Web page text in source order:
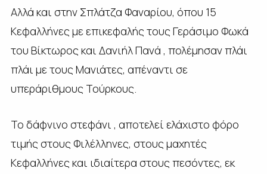
Αλλά και στην Σπλάτζα Φαναρίου, όπου 15
Κεφαλλήνες με επικεφαλής τους Γεράσιμο Φωκά
του Βίκτωρος και Δανιήλ Πανά , πολέμησαν πλάι
πλάι με τους Μανιάτες, απέναντι σε
υπεράριθμους Τούρκους.
Το δάφνινο στεφάνι , αποτελεί ελάχιστο φόρο
τιμής στους Φιλέλληνες, στους μαχητές
Κεφαλλήνες και ιδιαίτερα στους πεσόντες, εκ